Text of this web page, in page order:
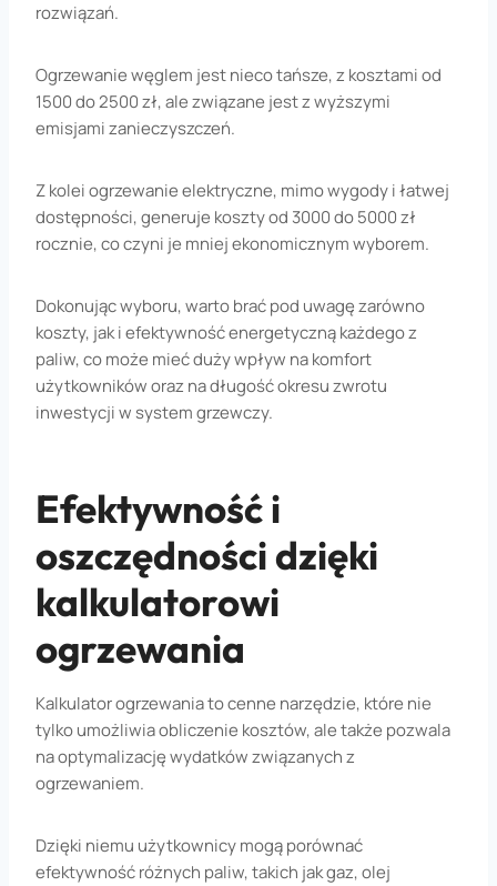
rozwiązań.
Ogrzewanie węglem jest nieco tańsze, z kosztami od
1500 do 2500 zł, ale związane jest z wyższymi
emisjami zanieczyszczeń.
Z kolei ogrzewanie elektryczne, mimo wygody i łatwej
dostępności, generuje koszty od 3000 do 5000 zł
rocznie, co czyni je mniej ekonomicznym wyborem.
Dokonując wyboru, warto brać pod uwagę zarówno
koszty, jak i efektywność energetyczną każdego z
paliw, co może mieć duży wpływ na komfort
użytkowników oraz na długość okresu zwrotu
inwestycji w system grzewczy.
Efektywność i
oszczędności dzięki
kalkulatorowi
ogrzewania
Kalkulator ogrzewania to cenne narzędzie, które nie
tylko umożliwia obliczenie kosztów, ale także pozwala
na optymalizację wydatków związanych z
ogrzewaniem.
Dzięki niemu użytkownicy mogą porównać
efektywność różnych paliw, takich jak gaz, olej